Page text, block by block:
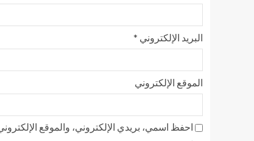
البريد الإلكتروني *
الموقع الإلكتروني
احفظ اسمي، بريدي الإلكتروني، والموقع